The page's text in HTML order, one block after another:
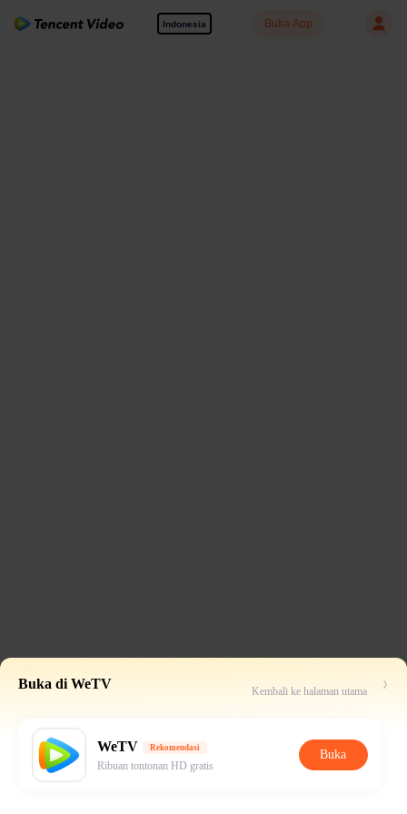
Indonesia Buka App
Buka di WeTV Kembali ke halaman utama
WeTV Rekomendasi
Ribuan tontonan HD gratis
Buka